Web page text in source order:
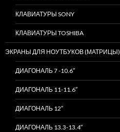
КЛАВИАТУРЫ SONY
КЛАВИАТУРЫ TOSHIBA
ЭКРАНЫ ДЛЯ НОУТБУКОВ (МАТРИЦЫ)
ДИАГОНАЛЬ 7 -10.6″
ДИАГОНАЛЬ 11-11.6″
ДИАГОНАЛЬ 12″
ДИАГОНАЛЬ 13.3-13.4″